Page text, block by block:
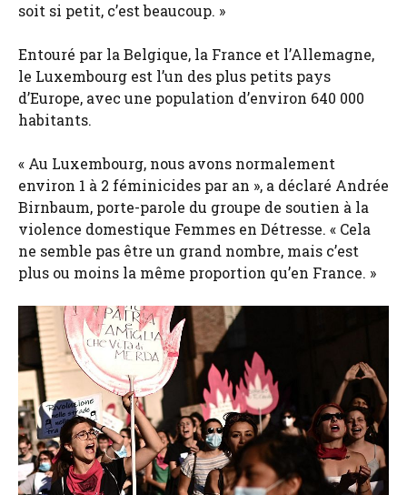
soit si petit, c’est beaucoup. »
Entouré par la Belgique, la France et l’Allemagne,
le Luxembourg est l’un des plus petits pays
d’Europe, avec une population d’environ 640 000
habitants.
« Au Luxembourg, nous avons normalement
environ 1 à 2 féminicides par an », a déclaré Andrée
Birnbaum, porte-parole du groupe de soutien à la
violence domestique Femmes en Détresse. « Cela
ne semble pas être un grand nombre, mais c’est
plus ou moins la même proportion qu’en France. »